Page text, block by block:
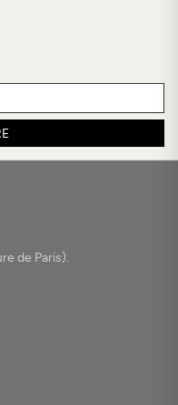
de Paris).